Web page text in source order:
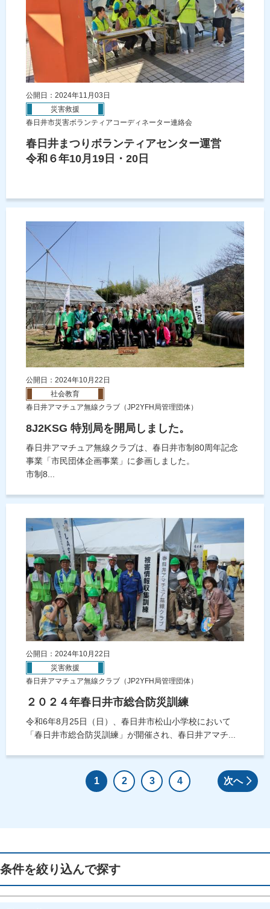
公開日：2024年11月03日
災害救援
春日井市災害ボランティアコーディネーター連絡会
春日井まつりボランティアセンター運営
令和６年10月19日・20日
公開日：2024年10月22日
社会教育
春日井アマチュア無線クラブ（JP2YFH局管理団体）
8J2KSG 特別局を開局しました。
春日井アマチュア無線クラブは、春日井市制80周年記念
事業「市民団体企画事業」に参画しました。
市制8...
公開日：2024年10月22日
災害救援
春日井アマチュア無線クラブ（JP2YFH局管理団体）
２０２４年春日井市総合防災訓練
令和6年8月25日（日）、春日井市松山小学校において
「春日井市総合防災訓練」が開催され、春日井アマチ...
1 2 3 4 次へ
条件を絞り込んで探す